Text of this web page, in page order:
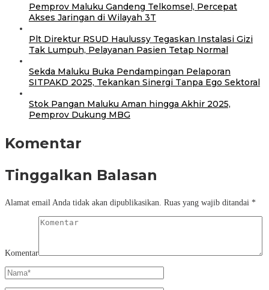
Pemprov Maluku Gandeng Telkomsel, Percepat
Akses Jaringan di Wilayah 3T
Plt Direktur RSUD Haulussy Tegaskan Instalasi Gizi
Tak Lumpuh, Pelayanan Pasien Tetap Normal
Sekda Maluku Buka Pendampingan Pelaporan
SITPAKD 2025, Tekankan Sinergi Tanpa Ego Sektoral
Stok Pangan Maluku Aman hingga Akhir 2025,
Pemprov Dukung MBG
Komentar
Tinggalkan Balasan
Alamat email Anda tidak akan dipublikasikan. Ruas yang wajib ditandai *
Komentar